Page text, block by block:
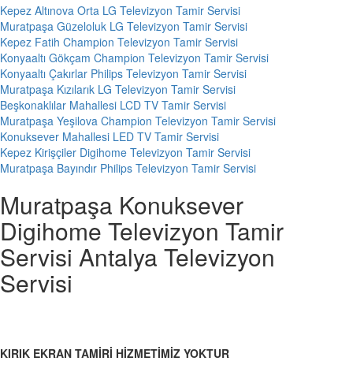
Kepez Altınova Orta LG Televizyon Tamir Servisi
Muratpaşa Güzeloluk LG Televizyon Tamir Servisi
Kepez Fatih Champion Televizyon Tamir Servisi
Konyaaltı Gökçam Champion Televizyon Tamir Servisi
Konyaaltı Çakırlar Philips Televizyon Tamir Servisi
Muratpaşa Kızılarık LG Televizyon Tamir Servisi
Beşkonaklılar Mahallesi LCD TV Tamir Servisi
Muratpaşa Yeşilova Champion Televizyon Tamir Servisi
Konuksever Mahallesi LED TV Tamir Servisi
Kepez Kirişçiler Digihome Televizyon Tamir Servisi
Muratpaşa Bayındır Philips Televizyon Tamir Servisi
Muratpaşa Konuksever
Digihome Televizyon Tamir
Servisi Antalya Televizyon
Servisi
KIRIK EKRAN TAMİRİ HİZMETİMİZ YOKTUR